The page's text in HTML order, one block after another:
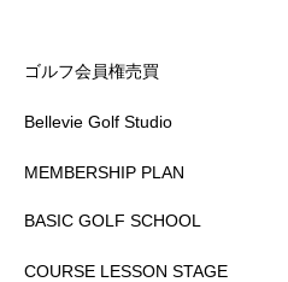
ゴルフ会員権売買
Bellevie Golf Studio
MEMBERSHIP PLAN
BASIC GOLF SCHOOL
COURSE LESSON STAGE